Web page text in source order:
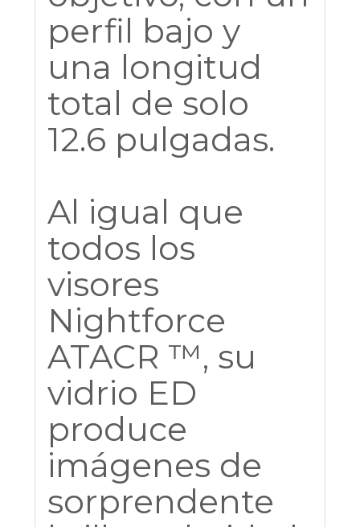
perfil bajo y
una longitud
total de solo
12.6 pulgadas.
Al igual que
todos los
visores
Nightforce
ATACR ™, su
vidrio ED
produce
imágenes de
sorprendente